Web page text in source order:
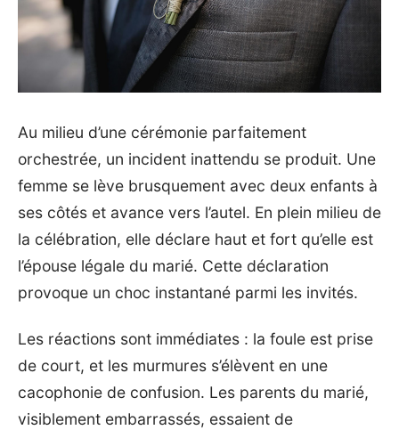
Au milieu d’une cérémonie parfaitement
orchestrée, un incident inattendu se produit. Une
femme se lève brusquement avec deux enfants à
ses côtés et avance vers l’autel. En plein milieu de
la célébration, elle déclare haut et fort qu’elle est
l’épouse légale du marié. Cette déclaration
provoque un choc instantané parmi les invités.
Les réactions sont immédiates : la foule est prise
de court, et les murmures s’élèvent en une
cacophonie de confusion. Les parents du marié,
visiblement embarrassés, essaient de